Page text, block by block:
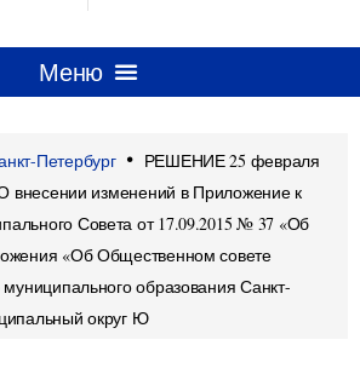
Петербург• РЕШЕНИЕ 25 февраля
внесении изменений в Приложение к
Совета от 17.09.2015 № 37 «Об
«Об Общественном совете
муниципального образования Санкт-
округ Ю